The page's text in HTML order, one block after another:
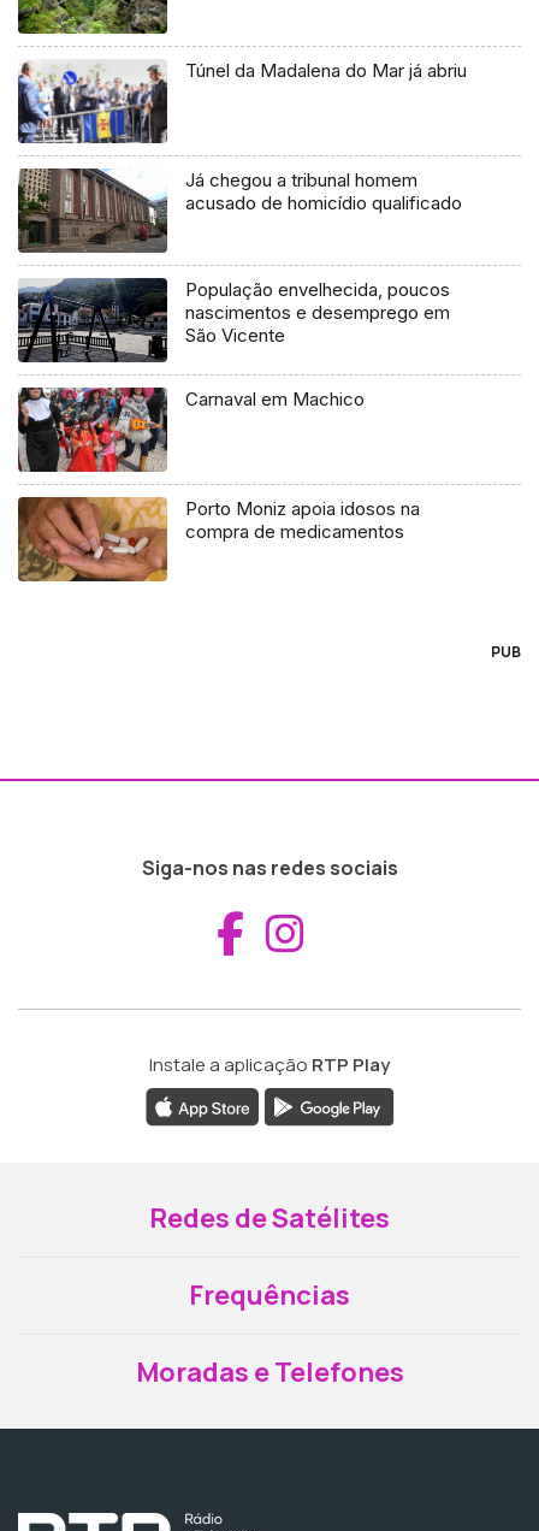
Túnel da Madalena do Mar já abriu
Já chegou a tribunal homem
acusado de homicídio qualificado
População envelhecida, poucos
nascimentos e desemprego em
São Vicente
Carnaval em Machico
Porto Moniz apoia idosos na
compra de medicamentos
PUB
Siga-nos nas redes sociais
Aceder ao
Instale a aplicação RTP Play
Redes de Satélites
Frequências
Moradas e Telefones